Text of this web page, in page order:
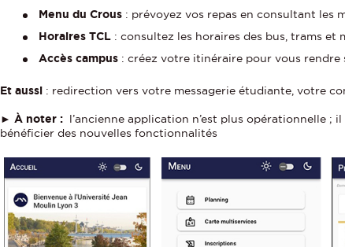
Menu du Crous : prévoyez vos repas en consultant les
Horaires TCL : consultez les horaires des bus, trams et
Accès campus : créez votre itinéraire pour vous rendre
Et aussi : redirection vers votre messagerie étudiante, votre
► À noter : l’ancienne application n’est plus opérationnelle ;
bénéficier des nouvelles fonctionnalités